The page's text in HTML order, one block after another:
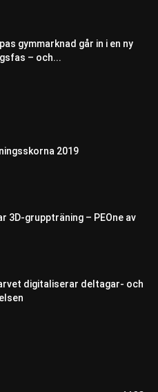
gymmarknad går in i en ny
– och...
2019
3D-gruppträning – PEOne av
digitaliserar deltagar- och